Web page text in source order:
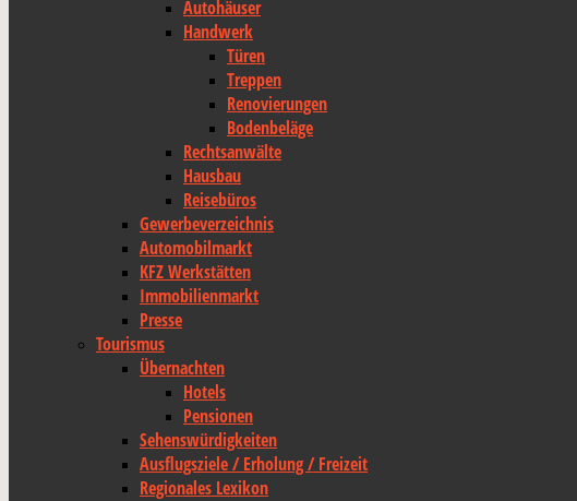
Autohäuser
Handwerk
Türen
Treppen
Renovierungen
Bodenbeläge
Rechtsanwälte
Hausbau
Reisebüros
Gewerbeverzeichnis
Automobilmarkt
KFZ Werkstätten
Immobilienmarkt
Presse
Tourismus
Übernachten
Hotels
Pensionen
Sehenswürdigkeiten
Ausflugsziele / Erholung / Freizeit
Regionales Lexikon